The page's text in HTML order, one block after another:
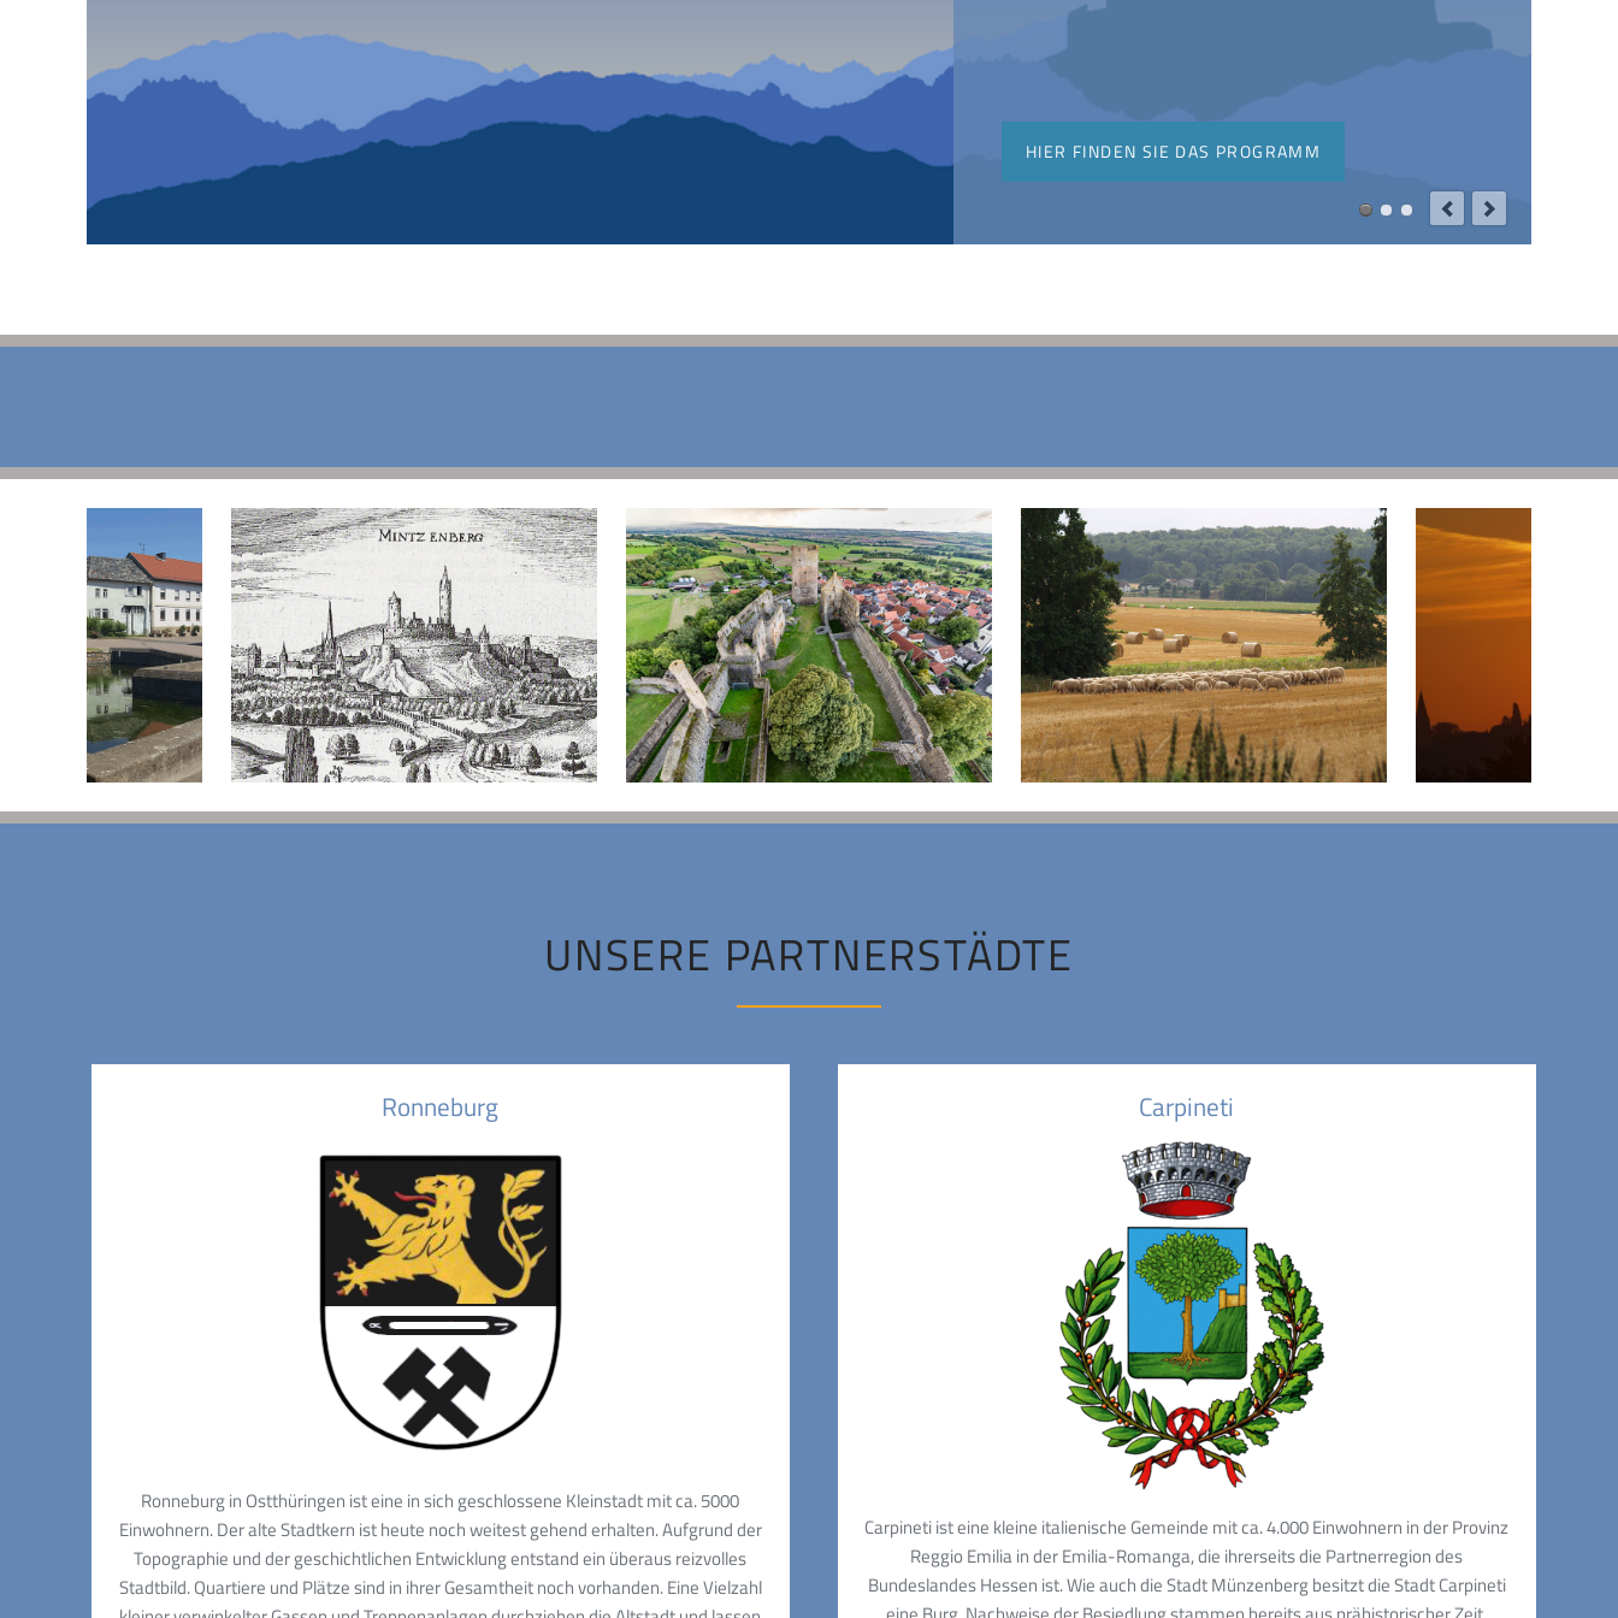
HIER FINDEN SIE DAS PROGRAMM
UNSERE PARTNERSTÄDTE
Ronneburg
Ronneburg in Ostthüringen ist eine in sich geschlossene Kleinstadt mit ca. 5000
Einwohnern. Der alte Stadtkern ist heute noch weitest gehend erhalten. Aufgrund der
Topographie und der geschichtlichen Entwicklung entstand ein überaus reizvolles
Stadtbild. Quartiere und Plätze sind in ihrer Gesamtheit noch vorhanden. Eine Vielzahl
Carpineti
Carpineti ist eine kleine italienische Gemeinde mit ca. 4.000 Einwohnern in der Provinz
Reggio Emilia in der Emilia-Romanga, die ihrerseits die Partnerregion des
Bundeslandes Hessen ist. Wie auch die Stadt Münzenberg besitzt die Stadt Carpineti